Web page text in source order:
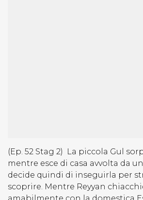
(Ep. 52 Stag 2) La piccola Gul
mentre esce di casa avvolta da
decide quindi di inseguirla per
scoprire. Mentre Reyyan